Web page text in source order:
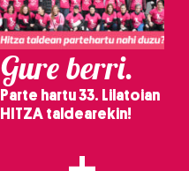
Gure berri.
Parte hartu 33. Lilatoian
HITZA taldearekin!